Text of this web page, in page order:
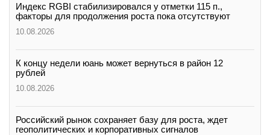
Индекс RGBI стабилизировался у отметки 115 п.,
факторы для продолжения роста пока отсутствуют
10.08.2026
К концу недели юань может вернуться в район 12
рублей
10.08.2026
Российский рынок сохраняет базу для роста, ждет
геополитических и корпоративных сигналов